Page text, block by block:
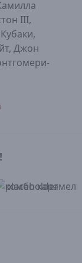
III,
Джон